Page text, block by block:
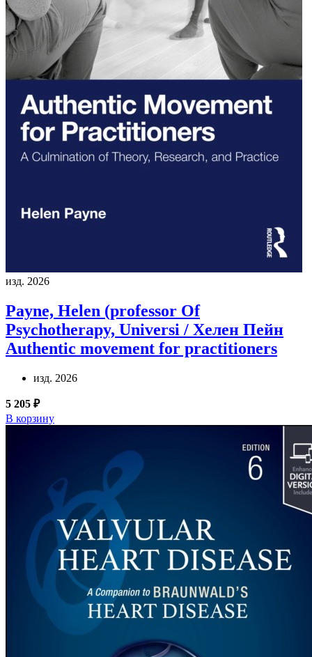
изд. 2026
Payne, Helen (professor Of
Psychotherapy, Universi / Хелен Пейн
Authentic movement for practitioners
изд. 2026
5 205 ₽
В корзину